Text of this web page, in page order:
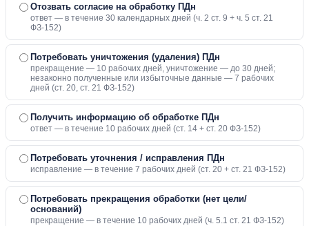
Отозвать согласие на обработку ПДн
ответ — в течение 30 календарных дней (ч. 2 ст. 9 + ч. 5 ст. 21
ФЗ-152)
Потребовать уничтожения (удаления) ПДн
прекращение — 10 рабочих дней, уничтожение — до 30 дней;
незаконно полученные или избыточные данные — 7 рабочих
дней (ст. 20, ст. 21 ФЗ-152)
Получить информацию об обработке ПДн
ответ — в течение 10 рабочих дней (ст. 14 + ст. 20 ФЗ-152)
Потребовать уточнения / исправления ПДн
исправление — в течение 7 рабочих дней (ст. 20 + ст. 21 ФЗ-152)
Потребовать прекращения обработки (нет цели/
оснований)
прекращение — в течение 10 рабочих дней (ч. 5.1 ст. 21 ФЗ-152)